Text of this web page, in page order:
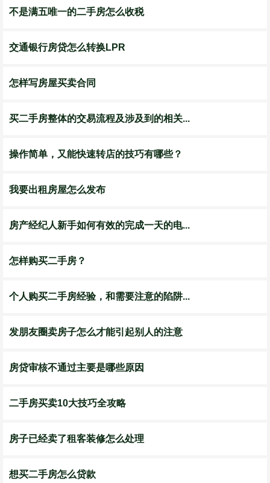
不是满五唯一的二手房怎么收税
交通银行房贷怎么转换LPR
怎样写房屋买卖合同
买二手房整体的交易流程及涉及到的相关...
操作简单，又能快速转店的技巧有哪些？
我要出租房屋怎么发布
房产经纪人新手如何有效的完成一天的电...
怎样购买二手房？
个人购买二手房经验，和需要注意的陷阱...
发朋友圈卖房子怎么才能引起别人的注意
房贷审核不通过主要是哪些原因
二手房买卖10大技巧全攻略
房子已经卖了租客装修怎么处理
想买二手房怎么贷款